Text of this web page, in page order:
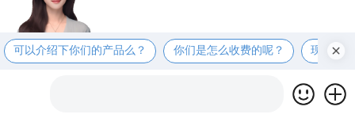
可以介绍下你们的产品么？ 你们是怎么收费的呢？ 现在有